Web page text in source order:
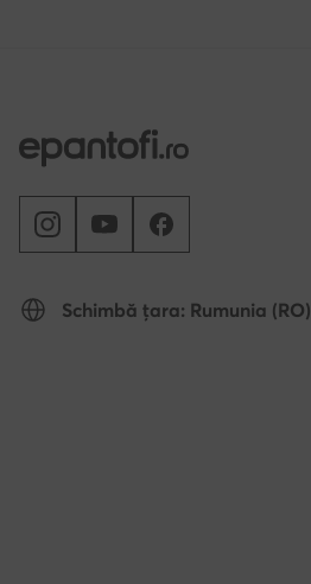
Schimbă țara: Rumunia (RO)